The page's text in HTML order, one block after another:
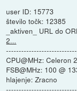
user ID: 15773
število točk: 12385
_aktiven_ URL do
2...
CPU@MHz: Celeron
FSB@MHz: 100 @
hlajenje: Zracno